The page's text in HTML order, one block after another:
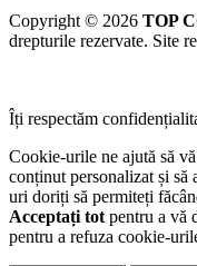
Copyright © 2026 TOP
drepturile rezervate. Site
Îți respectăm
Cookie-urile ne ajută să
conținut personalizat și să
uri doriți să permiteți
Acceptați tot pentru a vă
pentru a refuza cookie-